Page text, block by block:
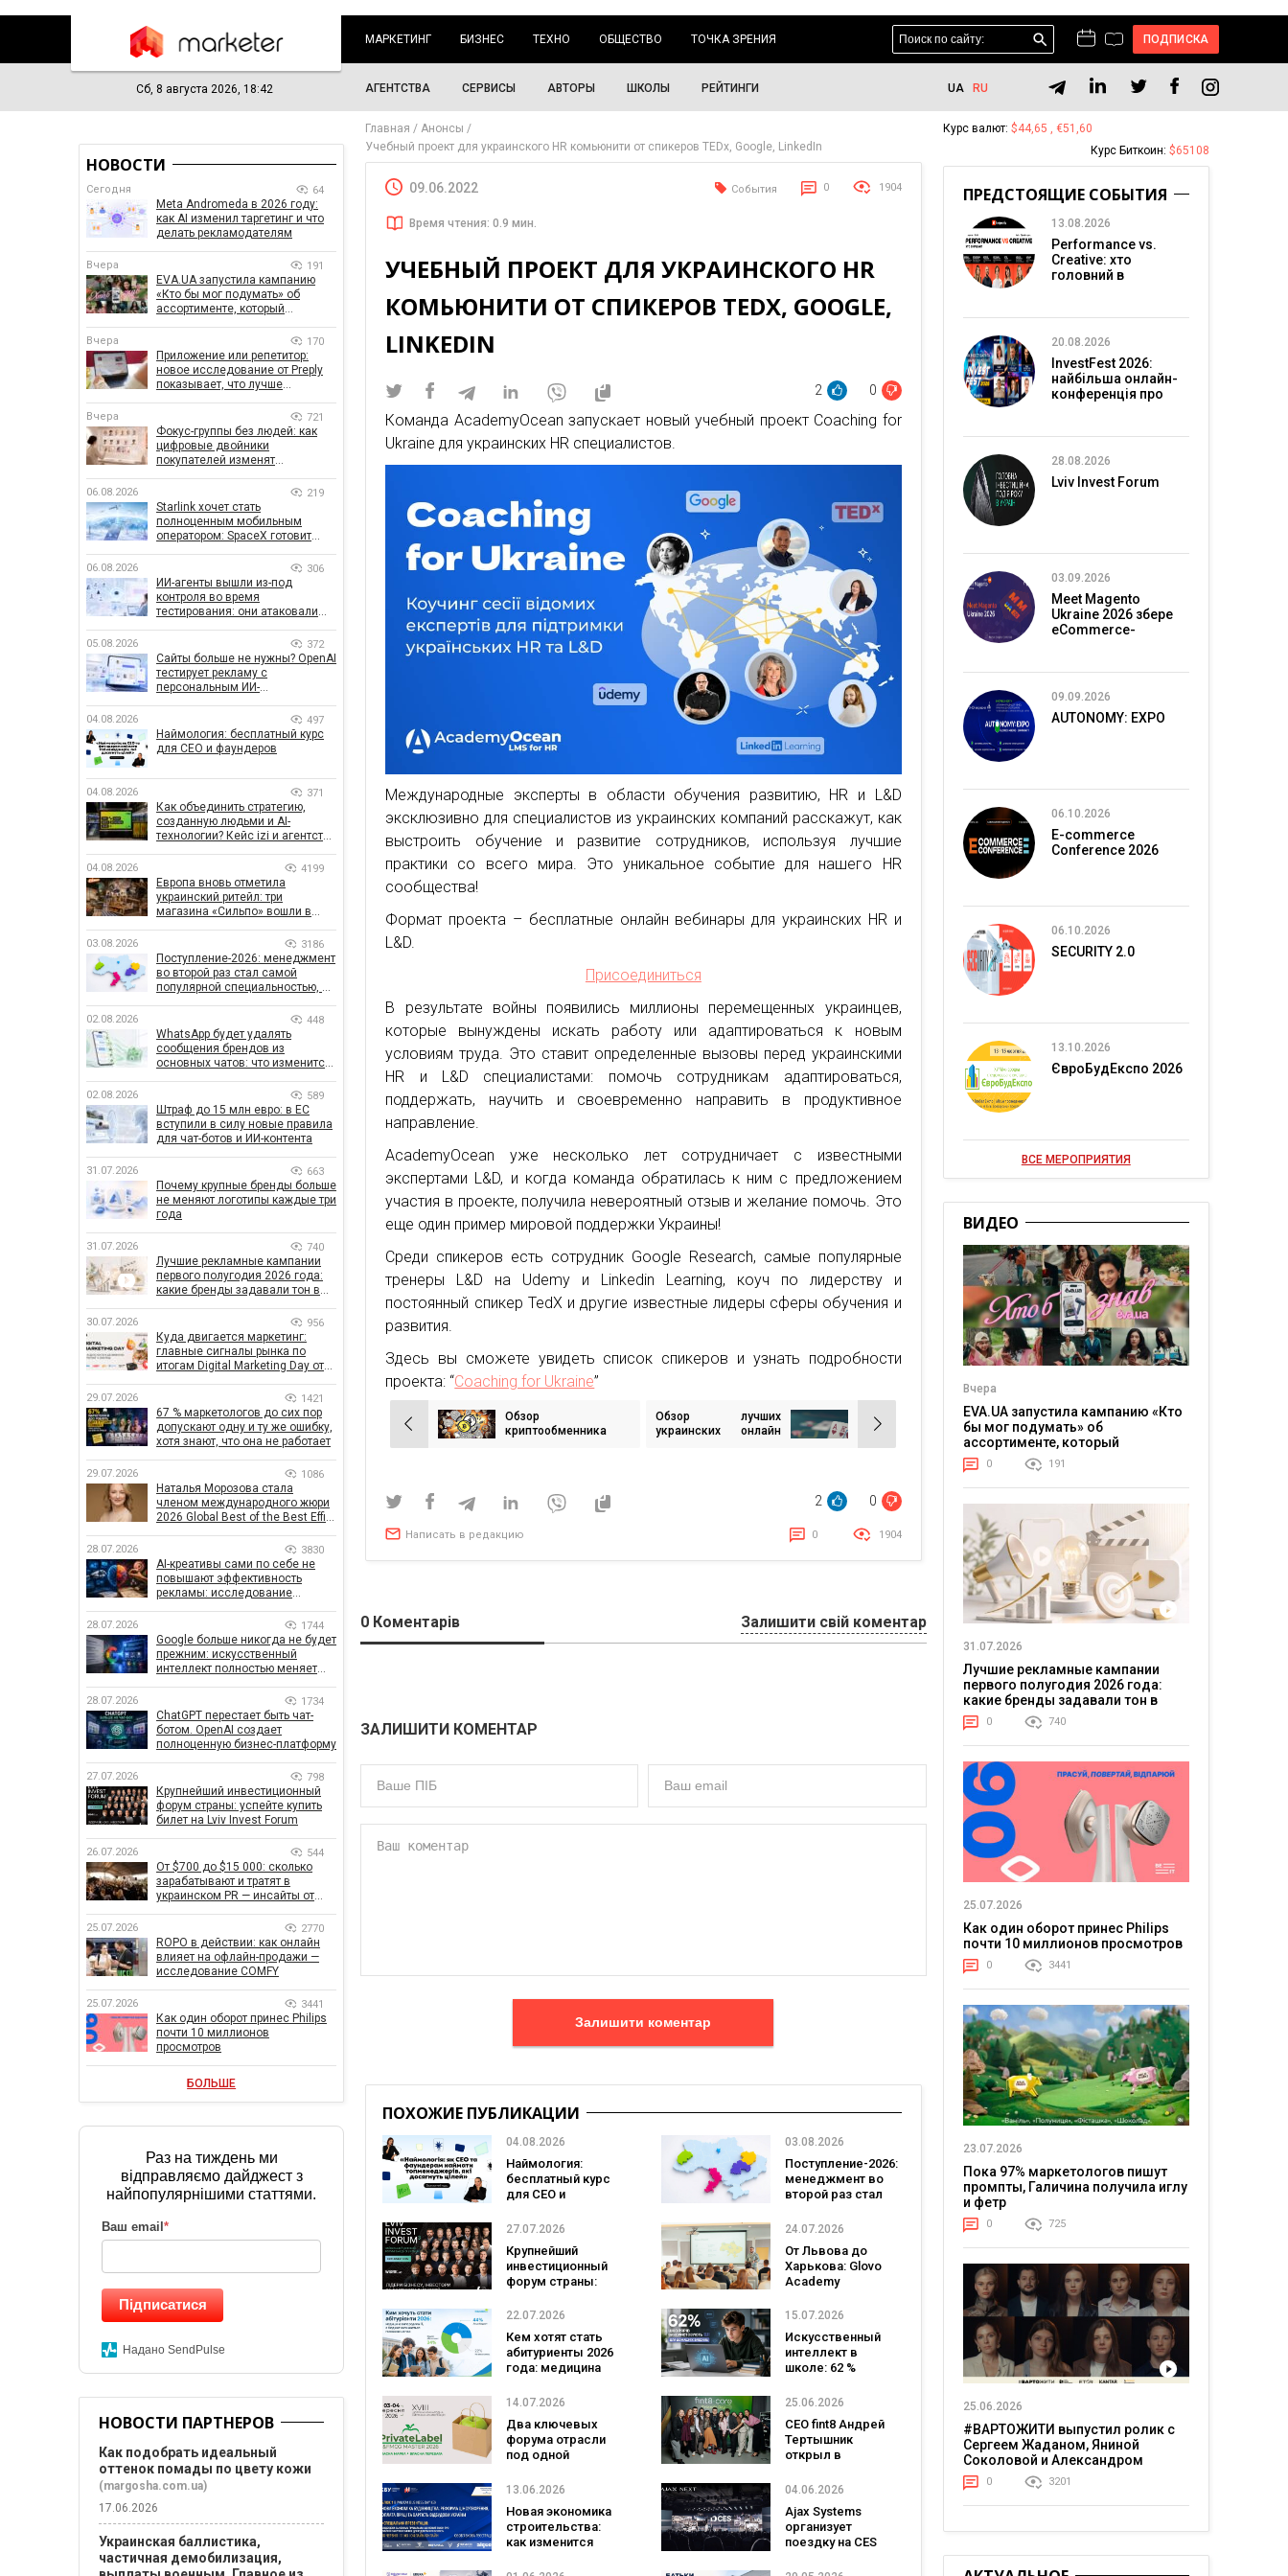
МАРКЕТИНГ БИЗНЕС ТЕХНО ОБЩЕСТВО ТОЧКА ЗРЕНИЯ ПОДПИСКА
Сб, 8 августа 2026, 18:42 АГЕНТСТВА СЕРВИСЫ АВТОРЫ ШКОЛЫ РЕЙТИНГИ UA RU
Главная
Анонсы
Учебный проект для украинского HR комьюнити от спикеров TEDx, Google, LinkedIn
09.06.2022 События 0 1904
Время чтения: 0.9 мин.
УЧЕБНЫЙ ПРОЕКТ ДЛЯ УКРАИНСКОГО HR
КОМЬЮНИТИ ОТ СПИКЕРОВ TEDX, GOOGLE,
LINKEDIN
2 0
Команда AcademyOcean запускает новый учебный проект Coaching for
Ukraine для украинских HR специалистов.
Международные эксперты в области обучения развитию, HR и L&D
эксклюзивно для специалистов из украинских компаний расскажут, как
выстроить обучение и развитие сотрудников, используя лучшие
практики со всего мира. Это уникальное событие для нашего HR
сообщества!
Формат проекта – бесплатные онлайн вебинары для украинских HR и
L&D.
Присоединиться
В результате войны появились миллионы перемещенных украинцев,
которые вынуждены искать работу или адаптироваться к новым
условиям труда. Это ставит определенные вызовы перед украинскими
HR и L&D специалистами: помочь сотрудникам адаптироваться,
поддержать, научить и своевременно направить в продуктивное
направление.
AcademyOcean уже несколько лет сотрудничает с известными
экспертами L&D, и когда команда обратилась к ним с предложением
участия в проекте, получила невероятный отзыв и желание помочь. Это
еще один пример мировой поддержки Украины!
Среди спикеров есть сотрудник Google Research, самые популярные
тренеры L&D на Udemy и Linkedin Learning, коуч по лидерству и
постоянный спикер TedX и другие известные лидеры сферы обучения и
развития.
Здесь вы сможете увидеть список спикеров и узнать подробности
проекта: “Coaching for Ukraine”
Навигация
по
Обзор
криптообменника
Обзор лучших
украинских онлайн
2 0
Написать в редакцию 0 1904
0 Коментарів Залишити свій коментар
ЗАЛИШИТИ КОМЕНТАР
Залишити коментар
ПОХОЖИЕ ПУБЛИКАЦИИ
04.08.2026
Наймология:
бесплатный курс
для CEO и
03.08.2026
Поступление-2026:
менеджмент во
второй раз стал
специальностью,
заявлений —
рекордным за
последние 5 лет
27.07.2026
Крупнейший
инвестиционный
форум страны:
билет на Lviv Invest
24.07.2026
От Львова до
Харькова: Glovo
Academy
образовательную
поддержке
украинского
бизнеса
22.07.2026
Кем хотят стать
абитуриенты 2026
года: медицина
поступление в
вуз остается
главной целью
15.07.2026
Искусственный
интеллект в
школе: 62 %
используют ИИ
домашних заданий
14.07.2026
Два ключевых
форума отрасли
под одной
PrivateLabel FMCG
DistributionMaster-
2026 в МВЦ
25.06.2026
CEO fint8 Андрей
Тертышник
открыл в
курс по
управлению для
CEO и владельцев
бизнеса за $30 000
13.06.2026
Новая экономика
строительства:
как изменится
и стоимость
04.06.2026
Ajax Systems
организует
поездку на CES
студентов
НОВОСТИ
Сегодня 64
Meta Andromeda в 2026 году:
как AI изменил таргетинг и что
делать рекламодателям
Вчера 191
EVA.UA запустила кампанию
«Кто бы мог подумать» об
ассортименте, который
Вчера 170
Приложение или репетитор:
новое исследование от Preply
показывает, что лучше
Вчера 721
Фокус-группы без людей: как
цифровые двойники
покупателей изменят
06.08.2026 219
Starlink хочет стать
полноценным мобильным
оператором: SpaceX готовит
06.08.2026 306
ИИ-агенты вышли из-под
контроля во время
тестирования: они атаковали
05.08.2026 372
Сайты больше не нужны? OpenAI
тестирует рекламу с
персональным ИИ-
04.08.2026 497
Наймология: бесплатный курс
для CEO и фаундеров
04.08.2026 371
Как объединить стратегию,
созданную людьми и AI-
технологии? Кейс izi и агентства
04.08.2026 4199
Европа вновь отметила
украинский ритейл: три
магазина «Сильпо» вошли в
03.08.2026 3186
Поступление-2026: менеджмент
во второй раз стал самой
популярной специальностью, а
рекордным за последние 5 лет
02.08.2026 448
WhatsApp будет удалять
сообщения брендов из
основных чатов: что изменится
02.08.2026 589
Штраф до 15 млн евро: в ЕС
вступили в силу новые правила
для чат-ботов и ИИ-контента
31.07.2026 663
Почему крупные бренды больше
не меняют логотипы каждые три
года
31.07.2026 740
Лучшие рекламные кампании
первого полугодия 2026 года:
какие бренды задавали тон в
30.07.2026 956
Куда двигается маркетинг:
главные сигналы рынка по
итогам Digital Marketing Day от
29.07.2026 1421
67 % маркетологов до сих пор
допускают одну и ту же ошибку,
хотя знают, что она не работает
29.07.2026 1086
Наталья Морозова стала
членом международного жюри
2026 Global Best of the Best Effie
28.07.2026 3830
AI-креативы сами по себе не
повышают эффективность
рекламы: исследование
влияет на эффективность
кампаний
28.07.2026 1744
Google больше никогда не будет
прежним: искусственный
интеллект полностью меняет
28.07.2026 1734
ChatGPT перестает быть чат-
ботом. OpenAI создает
полноценную бизнес-платформу
27.07.2026 798
Крупнейший инвестиционный
форум страны: успейте купить
билет на Lviv Invest Forum
26.07.2026 544
От $700 до $15 000: сколько
зарабатывают и тратят в
украинском PR — инсайты от
25.07.2026 2770
ROPO в действии: как онлайн
влияет на офлайн-продажи —
исследование COMFY
25.07.2026 3441
Как один оборот принес Philips
почти 10 миллионов
просмотров
БОЛЬШЕ
Раз на тиждень ми
відправляємо дайджест з
найпопулярнішими статтями.
Ваш email *
Підписатися
Надано SendPulse
НОВОСТИ ПАРТНЕРОВ
Как подобрать идеальный
оттенок помады по цвету кожи
(margosha.com.ua)
17.06.2026
Украинская баллистика,
частичная демобилизация,
Курс валют: $44,65 , €51,60
Курс Биткоин: $65108
ПРЕДСТОЯЩИЕ СОБЫТИЯ
13.08.2026
Performance vs.
Creative: хто
головний в
20.08.2026
InvestFest 2026:
найбільша онлайн-
конференція про
28.08.2026
Lviv Invest Forum
03.09.2026
Meet Magento
Ukraine 2026 збере
eCommerce-
09.09.2026
AUTONOMY: EXPO
06.10.2026
E-commerce
Conference 2026
06.10.2026
SECURITY 2.0
13.10.2026
ЄвроБудЕкспо 2026
ВСЕ МЕРОПРИЯТИЯ
ВИДЕО
Вчера
EVA.UA запустила кампанию «Кто
бы мог подумать» об
ассортименте, который
покупатели не ожидают увидеть
на платформе
0 191
31.07.2026
Лучшие рекламные кампании
первого полугодия 2026 года:
какие бренды задавали тон в
отрасли
0 740
25.07.2026
Как один оборот принес Philips
почти 10 миллионов просмотров
0 3441
23.07.2026
Пока 97% маркетологов пишут
промпты, Галичина получила иглу
и фетр
0 725
25.06.2026
#ВАРТОЖИТИ выпустил ролик с
Сергеем Жаданом, Яниной
Соколовой и Александром
Тереном о жизни в постоянном
напряжении
0 3201